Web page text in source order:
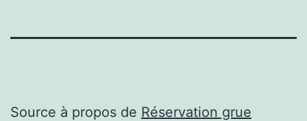
Source à propos de Réservation grue